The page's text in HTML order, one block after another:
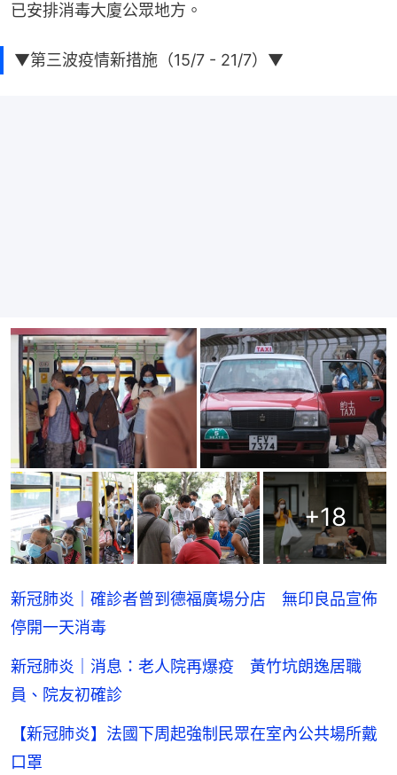
已安排消毒大廈公眾地方。
▼第三波疫情新措施（15/7 - 21/7）▼
+18
新冠肺炎｜確診者曾到德福廣場分店 無印良品宣佈
停開一天消毒
新冠肺炎｜消息：老人院再爆疫 黃竹坑朗逸居職
員、院友初確診
【新冠肺炎】法國下周起強制民眾在室內公共場所戴
口罩